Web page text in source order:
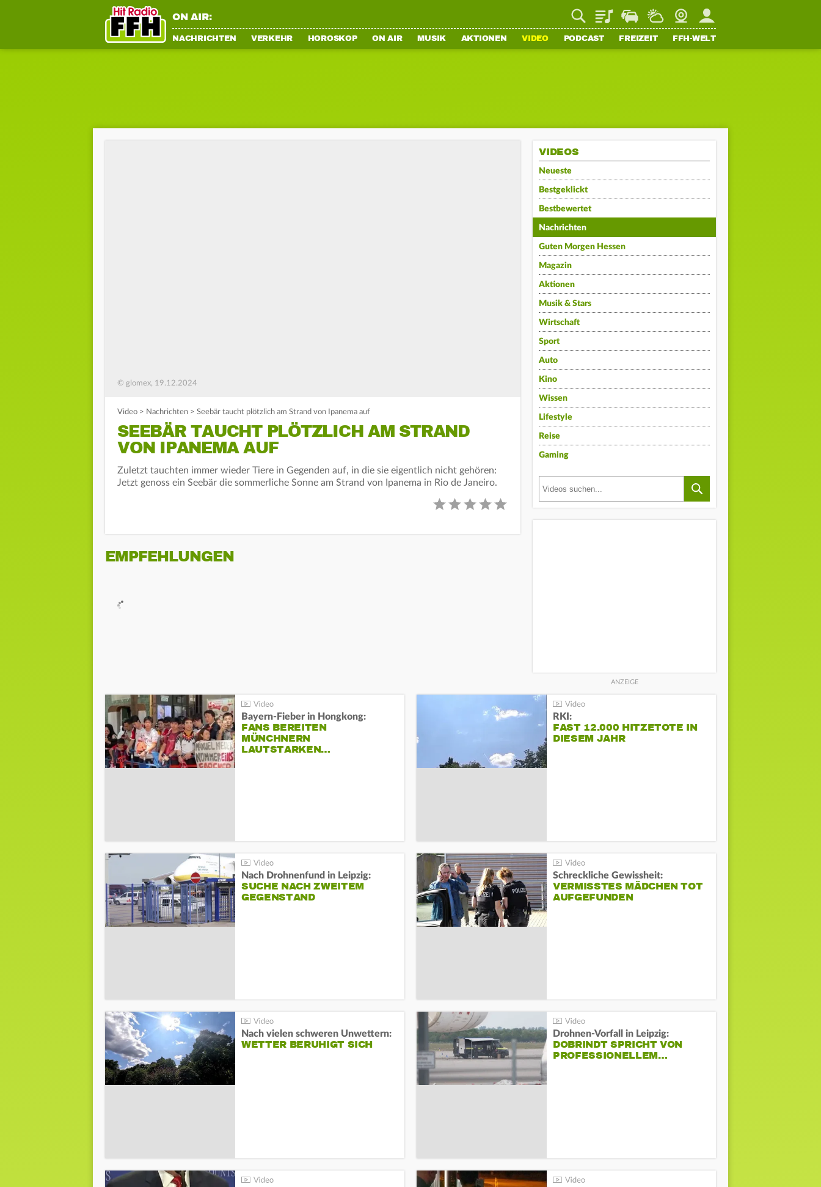
ON AIR: PlaylistStaupilotWetterWebcamMein FFH
NACHRICHTEN VERKEHR HOROSKOP ON AIR MUSIK AKTIONEN VIDEO PODCAST FREIZEIT FFH-WELT
© glomex, 19.12.2024
Video > Nachrichten > Seebär taucht plötzlich am Strand von Ipanema auf
SEEBÄR TAUCHT PLÖTZLICH AM STRAND
VON IPANEMA AUF
Zuletzt tauchten immer wieder Tiere in Gegenden auf, in die sie eigentlich nicht gehören:
Jetzt genoss ein Seebär die sommerliche Sonne am Strand von Ipanema in Rio de Janeiro.
EMPFEHLUNGEN
VIDEOS
Neueste
Bestgeklickt
Bestbewertet
Nachrichten
Guten Morgen Hessen
Magazin
Aktionen
Musik & Stars
Wirtschaft
Sport
Auto
Kino
Wissen
Lifestyle
Reise
Gaming
Bayern-Fieber in Hongkong:
FANS BEREITEN
MÜNCHNERN
LAUTSTARKEN…
RKI:
FAST 12.000 HITZETOTE IN
DIESEM JAHR
Nach Drohnenfund in Leipzig:
SUCHE NACH ZWEITEM
GEGENSTAND
Schreckliche Gewissheit:
VERMISSTES MÄDCHEN TOT
AUFGEFUNDEN
Nach vielen schweren Unwettern:
WETTER BERUHIGT SICH
Drohnen-Vorfall in Leipzig:
DOBRINDT SPRICHT VON
PROFESSIONELLEM…